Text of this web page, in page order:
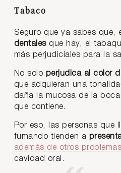
Tabaco
Seguro que ya sabes que,
dentalesque hay, el
más perjudiciales para la
No solo perjudica al color
que adquieran una
daña la mucosa de la
que contiene.
Por eso, las personas que
fumando tienden a
además de otros problemas
cavidad oral.